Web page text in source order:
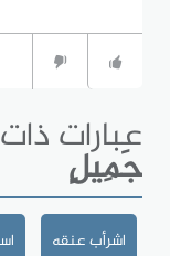
عبارات
جَمِيلٍ
اشرأب عنقه